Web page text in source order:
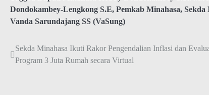
Dondokambey-Lengkong S.E, Pemkab Minahasa, Sekda
Vanda Sarundajang SS (VaSung)
Navigasi
Sekda Minahasa Ikuti Rakor Pengendalian Inflasi dan
Program 3 Juta Rumah secara Virtual